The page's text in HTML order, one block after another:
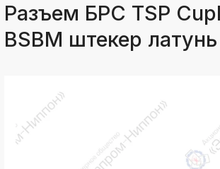
k
k
ksldkfjsdlfkjsls;ldfkgjsdl;kfkфыва
ksldkfjsdlfkjsls;ldfkgjsdl;kfkфыва
Разъем БРС TSP
BSBM штекер латунь